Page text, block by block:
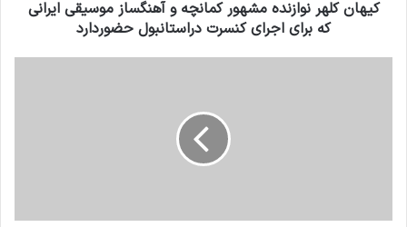
کیهان کلهر نوازنده مشهور کمانچه و آهنگساز موسیقی ایرانی
که برای اجرای کنسرت دراستانبول حضوردارد